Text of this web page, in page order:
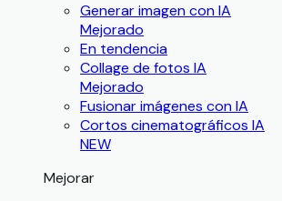
Generar imagen con IA
Mejorado
En tendencia
Collage de fotos IA
Mejorado
Fusionar imágenes con IA
Cortos cinematográficos IA
NEW
Mejorar